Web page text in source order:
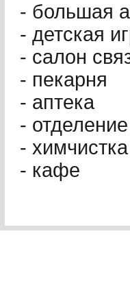
- большая
- детская
- салон
- пекарня
- аптека
-
- химчистка
- кафе